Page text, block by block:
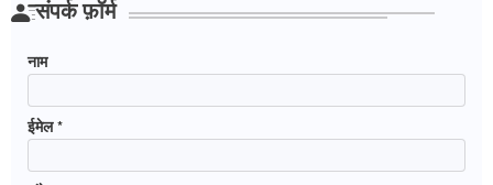
संपर्क फ़ॉर्म
नाम
ईमेल *